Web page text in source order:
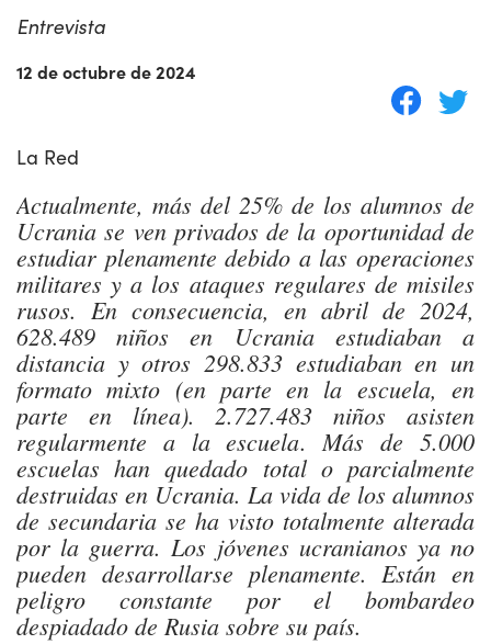
Entrevista
12 de octubre de 2024
La Red
Actualmente, más del 25% de los alumnos de
Ucrania se ven privados de la oportunidad de
estudiar plenamente debido a las operaciones
militares y a los ataques regulares de misiles
rusos. En consecuencia, en abril de 2024,
628.489 niños en Ucrania estudiaban a
distancia y otros 298.833 estudiaban en un
formato mixto (en parte en la escuela, en
parte en línea). 2.727.483 niños asisten
regularmente a la escuela. Más de 5.000
escuelas han quedado total o parcialmente
destruidas en Ucrania. La vida de los alumnos
de secundaria se ha visto totalmente alterada
por la guerra. Los jóvenes ucranianos ya no
pueden desarrollarse plenamente. Están en
peligro constante por el bombardeo
despiadado de Rusia sobre su país.